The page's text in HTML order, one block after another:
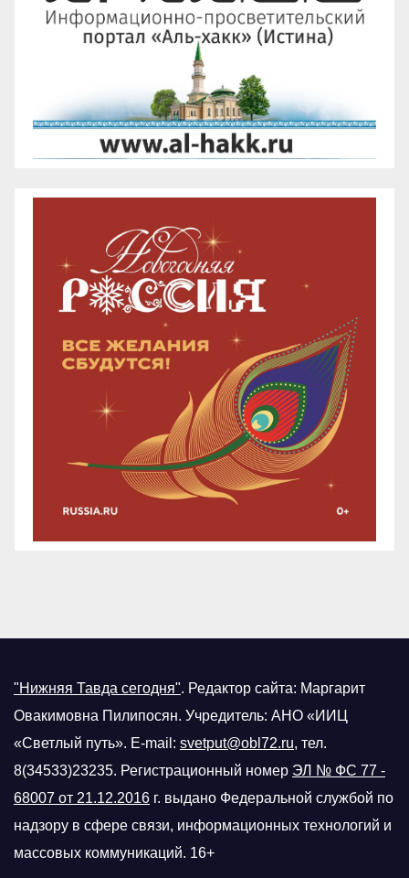
"Нижняя Тавда сегодня". Редактор сайта: Маргарит
Овакимовна Пилипосян. Учредитель: АНО «ИИЦ
«Светлый путь». E-mail: svetput@obl72.ru, тел.
8(34533)23235. Регистрационный номер ЭЛ № ФС 77 -
68007 от 21.12.2016 г. выдано Федеральной службой по
надзору в сфере связи, информационных технологий и
массовых коммуникаций. 16+